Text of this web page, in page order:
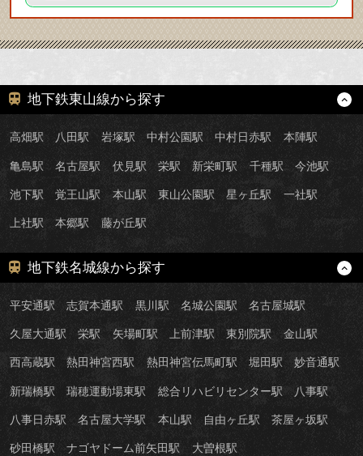
地下鉄東山線から探す
高畑駅 八田駅 岩塚駅 中村公園駅 中村日赤駅 本陣駅
亀島駅 名古屋駅 伏見駅 栄駅 新栄町駅 千種駅 今池駅
池下駅 覚王山駅 本山駅 東山公園駅 星ヶ丘駅 一社駅
上社駅 本郷駅 藤が丘駅
地下鉄名城線から探す
平安通駅 志賀本通駅 黒川駅 名城公園駅 名古屋城駅
久屋大通駅 栄駅 矢場町駅 上前津駅 東別院駅 金山駅
西高蔵駅 熱田神宮西駅 熱田神宮伝馬町駅 堀田駅 妙音通駅
新瑞橋駅 瑞穂運動場東駅 総合リハビリセンター駅 八事駅
八事日赤駅 名古屋大学駅 本山駅 自由ヶ丘駅 茶屋ヶ坂駅
砂田橋駅 ナゴヤドーム前矢田駅 大曽根駅